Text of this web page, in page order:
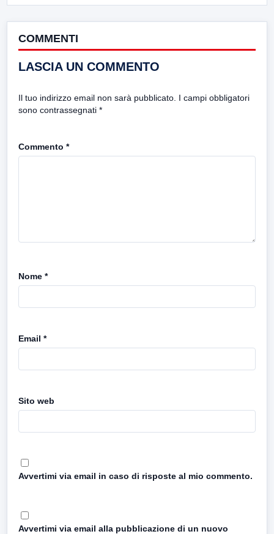
COMMENTI
LASCIA UN COMMENTO
Il tuo indirizzo email non sarà pubblicato. I campi obbligatori
sono contrassegnati *
Commento *
Nome *
Email *
Sito web
Avvertimi via email in caso di risposte al mio commento.
Avvertimi via email alla pubblicazione di un nuovo